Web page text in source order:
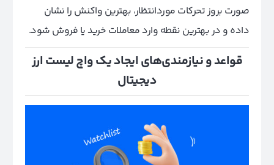
صورت بروز تحرکات مورد‌انتظار، بهترین واکنش را نشان
داده و در بهترین نقطه وارد معاملات خرید یا فروش شود.
قواعد و نیازمندی‌های ایجاد یک واچ لیست ارز
دیجیتال